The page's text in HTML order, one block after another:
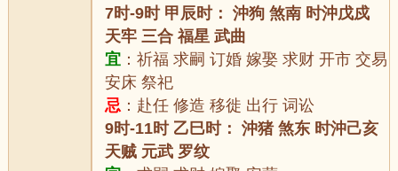
7时-9时 甲辰时： 沖狗 煞南 时沖戊戍
天牢 三合 福星 武曲
宜 ：祈福 求嗣 订婚 嫁娶 求财 开市 交易
安床 祭祀
忌 ：赴任 修造 移徙 出行 词讼
9时-11时 乙巳时： 沖猪 煞东 时沖己亥
天贼 元武 罗纹